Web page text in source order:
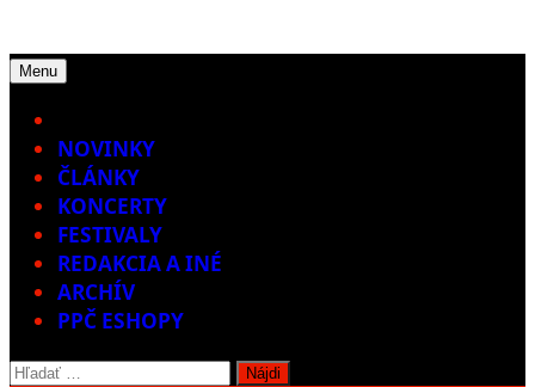
Menu
NOVINKY
ČLÁNKY
KONCERTY
FESTIVALY
REDAKCIA A INÉ
ARCHÍV
PPČ ESHOPY
Hľadať: